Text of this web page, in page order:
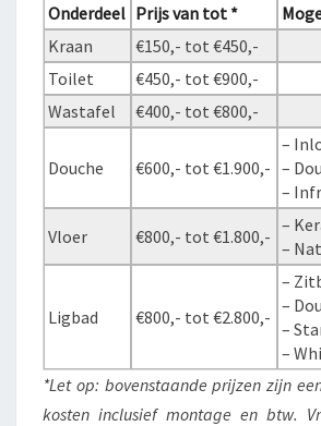
Onderdeel Prijs van tot *
Kraan
€150,- tot €450,-
Toilet
€450,- tot €900,-
Wastafel
€400,- tot €800,-
Douche €600,- tot €1.900,-
–
–
–
Vloer €800,- tot €1.800,-
–
–
Ligbad €800,- tot €2.800,-
–
–
–
–
*Let op: bovenstaande prijzen zijn
kosten inclusief montage en btw.